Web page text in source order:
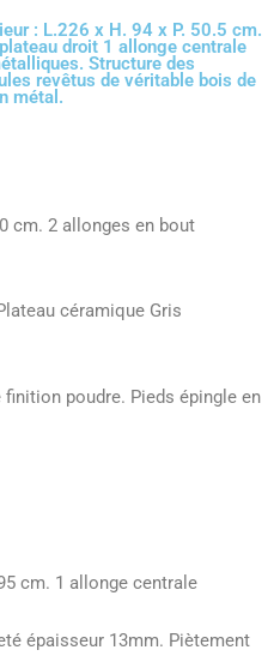
: L.226 x H. 94 x P. 50.5 cm.
droit 1 allonge centrale
Structure des
revêtus de véritable bois de
métal.
cm. 2 allonges en bout
céramique Gris
poudre. Pieds épingle en
cm. 1 allonge centrale
épaisseur 13mm. Piètement